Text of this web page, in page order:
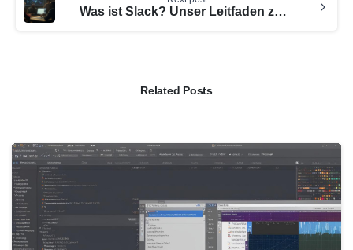
Was ist Slack? Unser Leitfaden zum Verstehen und Nutzen
Related Posts